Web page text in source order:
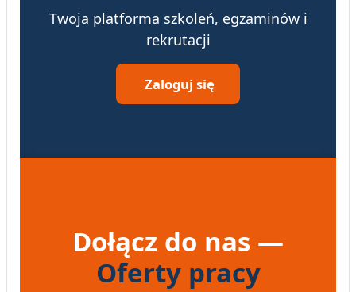
Twoja platforma szkoleń, egzaminów i
rekrutacji
Zaloguj się
Dołącz do nas —
Oferty pracy